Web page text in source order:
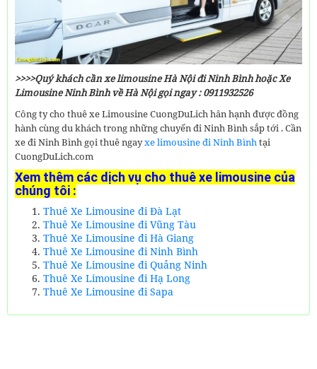
>>>>Quý khách cần xe limousine Hà Nội đi Ninh Bình hoặc Xe
Limousine Ninh Bình về Hà Nội gọi ngay : 0911932526
Công ty cho thuê xe Limousine CuongDuLich hân hạnh được đồng
hành cùng du khách trong những chuyến đi Ninh Bình sắp tới . Cần
xe đi Ninh Bình gọi thuê ngayxe limousine đi Ninh Bìnhtại
CuongDuLich.com
Xem thêm các dịch vụ cho thuê xe limousine của
chúng tôi :
Thuê Xe Limousine đi Đà Lạt
Thuê Xe Limousine đi Vũng Tàu
Thuê Xe Limousine đi Hà Giang
Thuê Xe Limousine đi Ninh Bình
Thuê Xe Limousine đi Quảng Ninh
Thuê Xe Limousine đi Hạ Long
Thuê Xe Limousine đi Sapa